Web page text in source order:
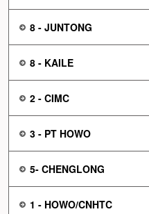
8 - JUNTONG
8 - KAILE
2 - CIMC
3 - PT HOWO
5- CHENGLONG
1 - HOWO/CNHTC